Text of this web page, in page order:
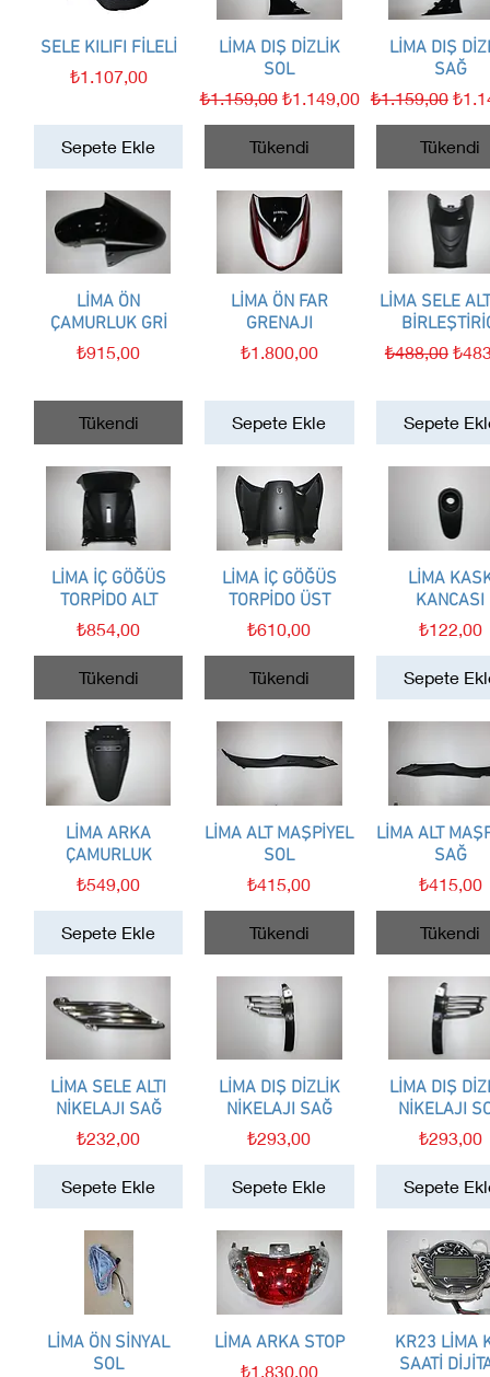
Hızlı Bakış
SELE KILIFI FİLELİ
Fiyat
₺1.107,00
Sepete Ekle
Hızlı Bakış
LİMA DIŞ DİZLİK
SOL
Normal Fiyat
₺1.159,00 İndirimli Fiyat
₺1.149,00
Tükendi
Hızlı Bakış
LİMA DIŞ
SAĞ
Normal Fiyat
₺1.159,00
Tükendi
Hızlı Bakış
LİMA ÖN
ÇAMURLUK GRİ
Fiyat
₺915,00
Tükendi
Hızlı Bakış
LİMA ÖN FAR
GRENAJI
Fiyat
₺1.800,00
Sepete Ekle
Hızlı Bakış
LİMA SELE
Normal Fiyat
₺488,00
Sepete
Hızlı Bakış
LİMA İÇ GÖĞÜS
TORPİDO ALT
Fiyat
₺854,00
Tükendi
Hızlı Bakış
LİMA İÇ GÖĞÜS
TORPİDO ÜST
Fiyat
₺610,00
Tükendi
Hızlı Bakış
LİMA
KANCASI
Fiyat
₺122,00
Sepete
Hızlı Bakış
LİMA ARKA
ÇAMURLUK
Fiyat
₺549,00
Sepete Ekle
Hızlı Bakış
LİMA ALT MAŞPİYEL
SOL
Fiyat
₺415,00
Tükendi
Hızlı Bakış
LİMA ALT
SAĞ
Fiyat
₺415,00
Tükendi
Hızlı Bakış
LİMA SELE ALTI
NİKELAJI SAĞ
Fiyat
₺232,00
Sepete Ekle
Hızlı Bakış
LİMA DIŞ DİZLİK
NİKELAJI SAĞ
Fiyat
₺293,00
Sepete Ekle
Hızlı Bakış
LİMA DIŞ
NİKELAJI
Fiyat
₺293,00
Sepete
Hızlı Bakış
LİMA ÖN SİNYAL
SOL
Hızlı Bakış
LİMA ARKA STOP
Fiyat
₺1.830,00
Hızlı Bakış
KR23 LİMA
SAATİ